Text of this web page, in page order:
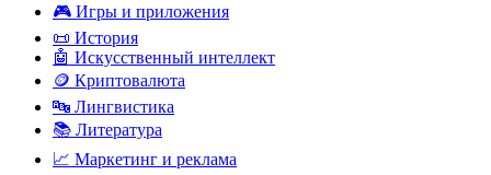
🎮 Игры и приложения
📜 История
🤖 Искусственный интеллект
🪙 Криптовалюта
🔤 Лингвистика
📚 Литература
📈 Маркетинг и реклама